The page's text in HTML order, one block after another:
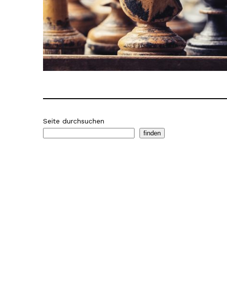
Seite durchsuchen
finden